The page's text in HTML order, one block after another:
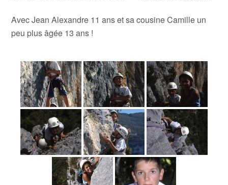
Avec Jean Alexandre 11 ans et sa cousine Camille un
peu plus âgée 13 ans !